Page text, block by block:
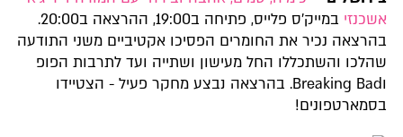
אשכנזי
במייק'ס פלייס, פתיחה ב19:00, ההרצאה ב20:00.
בהרצאה נכיר את החומרים הפסיכו אקטיביים משני התודעה
שהלכו והשתכללו החל מעישון ושתייה ועד לתרבות הפופ
וBreaking Bad. בהרצאה נבצע מחקר פעיל - הצטיידו
בסמארטפונים!